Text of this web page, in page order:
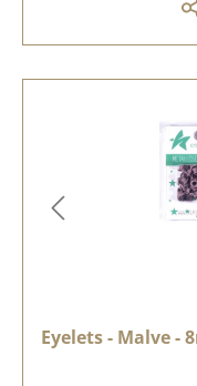
Eyelets - Malve -